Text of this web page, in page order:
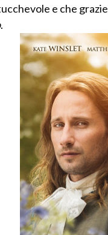
e che
.